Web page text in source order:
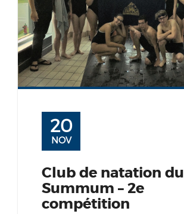
20
NOV
Club de natation du
Summum – 2e
compétition